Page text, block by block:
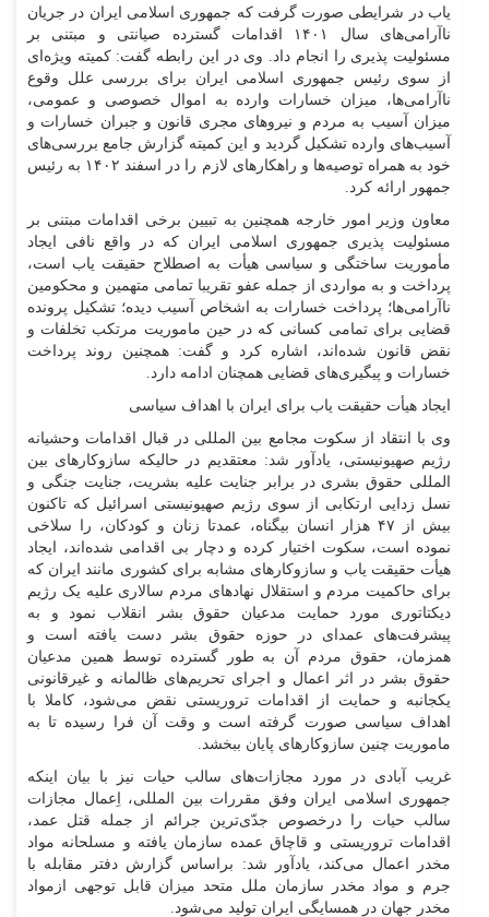
یاب در شرایطی صورت گرفت که جمهوری اسلامی ایران در جریان
ناآرامی‌های سال ۱۴۰۱ اقدامات گسترده صیانتی و مبتنی بر
مسئولیت پذیری را انجام داد. وی در این رابطه گفت: کمیته ویژه‌ای
از سوی رئیس جمهوری اسلامی ایران برای بررسی علل وقوع
ناآرامی‌ها، میزان خسارات وارده به اموال خصوصی و عمومی،
میزان آسیب به مردم و نیرو‌های مجری قانون و جبران خسارات و
آسیب‌های وارده تشکیل گردید و این کمیته گزارش جامع بررسی‌های
خود به همراه توصیه‌ها و راهکار‌های لازم را در اسفند ۱۴۰۲ به رئیس
جمهور ارائه کرد.
معاون وزیر امور خارجه همچنین به تبیین برخی اقدامات مبتنی بر
مسئولیت پذیری جمهوری اسلامی ایران که در واقع نافی ایجاد
مأموریت ساختگی و سیاسی هیأت به اصطلاح حقیقت یاب است،
پرداخت و به مواردی از جمله عفو تقریبا تمامی متهمین و محکومین
ناآرامی‌ها؛ پرداخت خسارات به اشخاص آسیب دیده؛ تشکیل پرونده
قضایی برای تمامی کسانی که در حین ماموریت مرتکب تخلفات و
نقض قانون شده‌اند، اشاره کرد و گفت: همچنین روند پرداخت
خسارات و پیگیری‌های قضایی همچنان ادامه دارد.
ایجاد هیأت حقیقت یاب برای ایران با اهداف سیاسی
وی با انتقاد از سکوت مجامع بین المللی در قبال اقدامات وحشیانه
رژیم صهیونیستی، یادآور شد: معتقدیم در حالیکه سازوکار‌های بین
المللی حقوق بشری در برابر جنایت علیه بشریت، جنایت جنگی و
نسل زدایی ارتکابی از سوی رژیم صهیونیستی اسرائیل که تاکنون
بیش از ۴۷ هزار انسان بیگناه، عمدتا زنان و کودکان، را سلاخی
نموده است، سکوت اختیار کرده و دچار بی اقدامی شده‌اند، ایجاد
هیأت حقیقت یاب و سازوکار‌های مشابه برای کشوری مانند ایران که
برای حاکمیت مردم و استقلال نهاد‌های مردم سالاری علیه یک رژیم
دیکتاتوری مورد حمایت مدعیان حقوق بشر انقلاب نمود و به
پیشرفت‌های عمدای در حوزه حقوق بشر دست یافته است و
همزمان، حقوق مردم آن به طور گسترده توسط همین مدعیان
حقوق بشر در اثر اعمال و اجرای تحریم‌های ظالمانه و غیرقانونی
یکجانبه و حمایت از اقدامات تروریستی نقض می‌شود، کاملا با
اهداف سیاسی صورت گرفته است و وقت آن فرا رسیده تا به
ماموریت چنین سازوکار‌های پایان ببخشد.
غریب آبادی در مورد مجازات‌های سالب حیات نیز با بیان اینکه
جمهوری اسلامی ایران وفق مقررات بین المللی، اِعمال مجازات
سالب حیات را درخصوص جدّی‌ترین جرائم از جمله قتل عمد،
اقدامات تروریستی و قاچاق عمده سازمان یافته و مسلحانه مواد
مخدر اعمال می‌کند، یادآور شد: براساس گزارش دفتر مقابله با
جرم و مواد مخدر سازمان ملل متحد میزان قابل توجهی ازمواد
مخدر جهان در همسایگی ایران تولید می‌شود.